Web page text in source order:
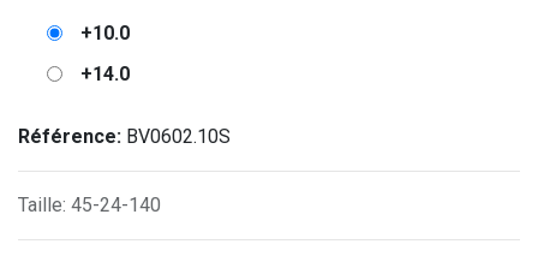
+10.0
+14.0
Référence: BV0602.10S
Taille: 45-24-140